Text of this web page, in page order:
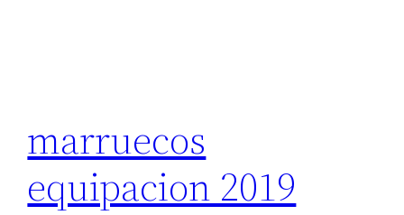
marruecos
equipacion 2019